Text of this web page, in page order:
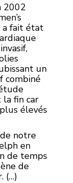
2002
a fait état
un
combiné
fin car
élevés
notre
en
de temps
de
(…)